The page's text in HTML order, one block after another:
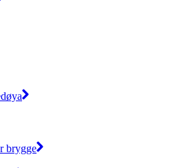
brygge